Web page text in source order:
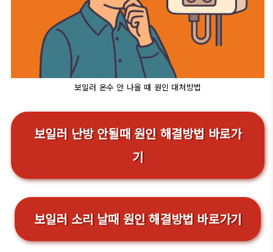
보일러 온수 안 나올 때 원인 대처방법
보일러 난방 안될때 원인 해결방법 바로가
기
보일러 소리 날때 원인 해결방법 바로가기